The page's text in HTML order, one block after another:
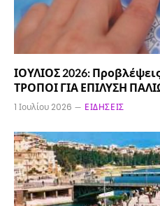
ΙΟΥΛΙΟΣ 2026:
ΤΡΟΠΟΙ ΓΙΑ ΕΠΙΛΥΣΗ
1 Ιουλίου 2026 ΕΙΔΉΣΕΙΣ